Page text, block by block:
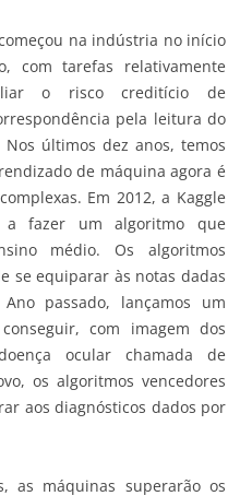
na indústria no início
com tarefas relativamente
o risco creditício de
pela leitura do
últimos dez anos, temos
de máquina agora é
Em 2012, a Kaggle
a fazer um algoritmo que
médio. Os algoritmos
se equiparar às notas dadas
passado, lançamos um
com imagem dos
ocular chamada de
os algoritmos vencedores
aos diagnósticos dados por
as máquinas superarão os